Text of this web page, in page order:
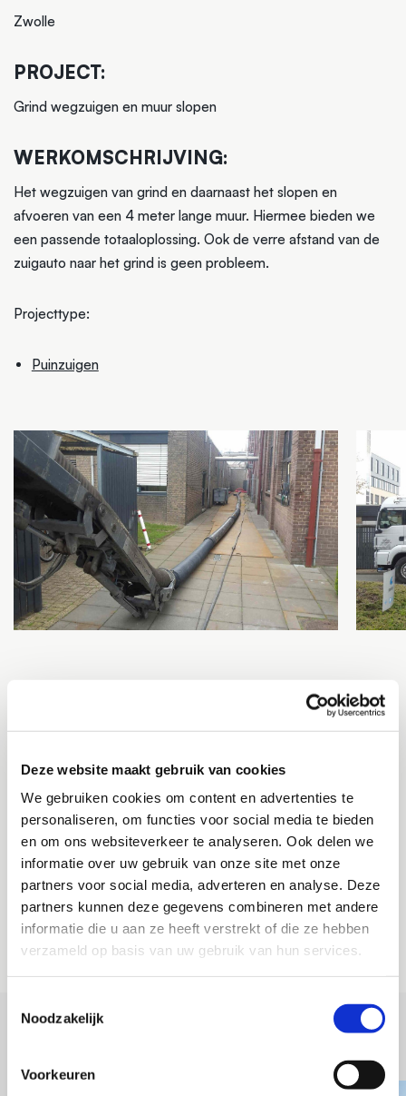
Deze website maakt gebruik van cookies
We gebruiken cookies om content en advertenties te
personaliseren, om functies voor social media te bieden
en om ons websiteverkeer te analyseren. Ook delen we
informatie over uw gebruik van onze site met onze
partners voor social media, adverteren en analyse. Deze
partners kunnen deze gegevens combineren met andere
informatie die u aan ze heeft verstrekt of die ze hebben
verzameld op basis van uw gebruik van hun services.
Noodzakelijk
Voorkeuren
Zwolle
PROJECT:
Grind wegzuigen en muur slopen
WERKOMSCHRIJVING:
Het wegzuigen van grind en daarnaast het slopen en
afvoeren van een 4 meter lange muur. Hiermee bieden we
een passende totaaloplossing. Ook de verre afstand van de
zuigauto naar het grind is geen probleem.
Projecttype:
Puinzuigen
VRIJBLIJVEND OFFERTE
zuig- en blaastechniek? Of geheel vrijblijvend een gratis
offerte aanvragen. Neem dan contact met ons op.
Wij komen spoedig met een scherpe aanbieding bij je terug.
OFFERTE AANVRAGEN
VERGELIJKBARE PROJECTEN